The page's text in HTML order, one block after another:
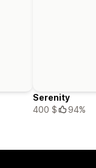
Serenity
400 $
94%